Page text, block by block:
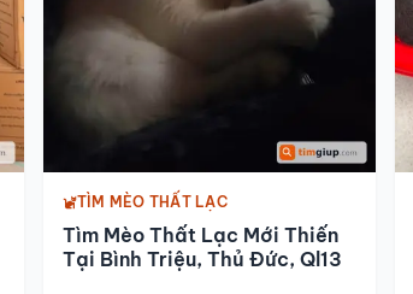
TÌM MÈO THẤT LẠC
Tìm Mèo Thất Lạc Mới Thiến
Tại Bình Triệu, Thủ Đức, Ql13